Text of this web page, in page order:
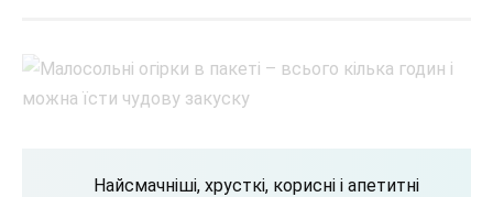
Найсмачніші, хрусткі, корисні і апетитні